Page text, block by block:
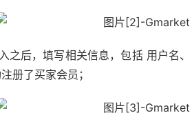
后，填写相关信息，包括 用户名、
册了买家会员；